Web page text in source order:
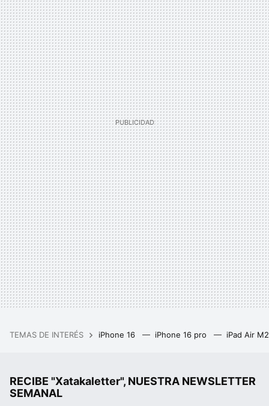
TEMAS DE INTERÉS iPhone 16 iPhone 16 pro iPad Air
RECIBE "Xatakaletter", NUESTRA NEWSLETTER
SEMANAL